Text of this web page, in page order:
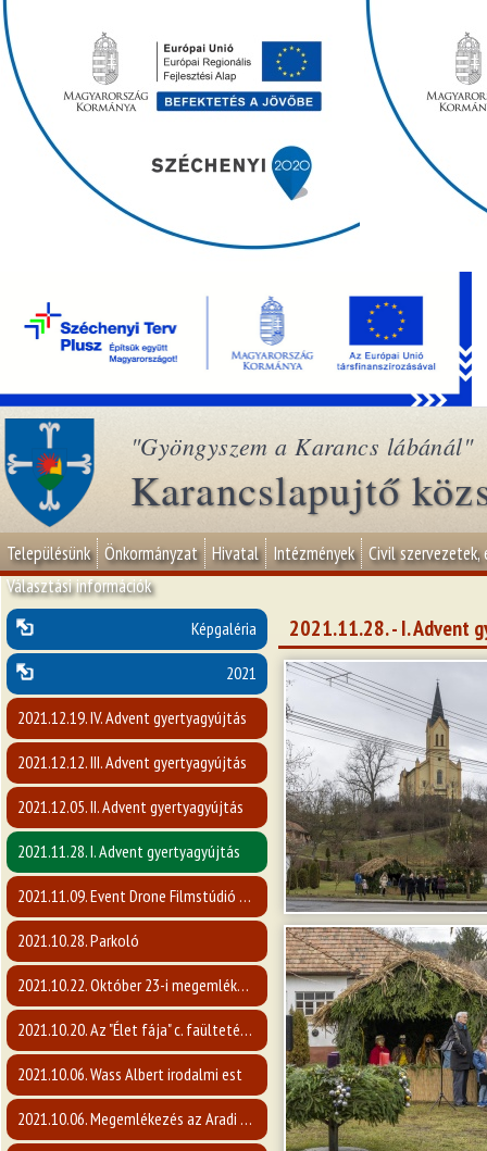
"Gyöngyszem a Karancs lábánál"
Karancslapujtő
Településünk Önkormányzat Hivatal Intézmények Civil szervezetek,
Választási információk
Képgaléria
2021
2021.12.19. IV. Advent gyertyagyújtás
2021.12.12. III. Advent gyertyagyújtás
2021.12.05. II. Advent gyertyagyújtás
2021.11.28. I. Advent gyertyagyújtás
2021.11.09. Event Drone Filmstúdió előadása
2021.10.28. Parkoló
2021.10.22. Október 23-i megemlékezés
2021.10.20. Az "Élet fája" c. faültetési program
2021.10.06. Wass Albert irodalmi est
2021.10.06. Megemlékezés az Aradi vértanúkra
2021.11.28. - I. Advent